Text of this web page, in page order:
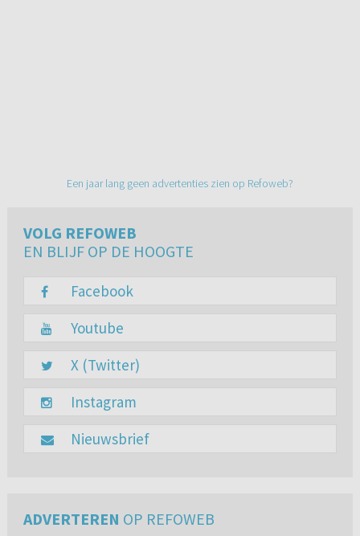
Een jaar lang geen advertenties zien op Refoweb?
VOLG REFOWEB
EN BLIJF OP DE HOOGTE
Facebook
Youtube
X (Twitter)
Instagram
Nieuwsbrief
ADVERTEREN OP REFOWEB